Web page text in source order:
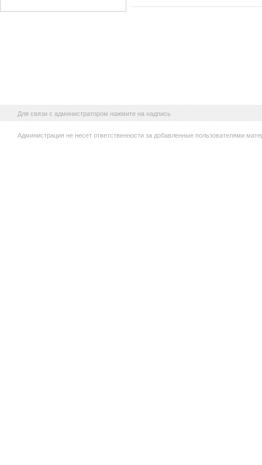
Для связи с администратором нажмите на надпись
Администрация не несет ответственности за добавленные пользователями